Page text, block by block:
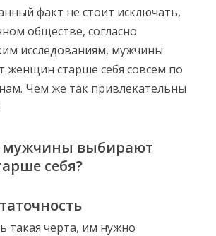
факт не стоит исключать,
обществе, согласно
исследованиям, мужчины
женщин старше себя совсем по
Чем же так привлекательны
мужчины выбирают
себя?
такая черта, им нужно